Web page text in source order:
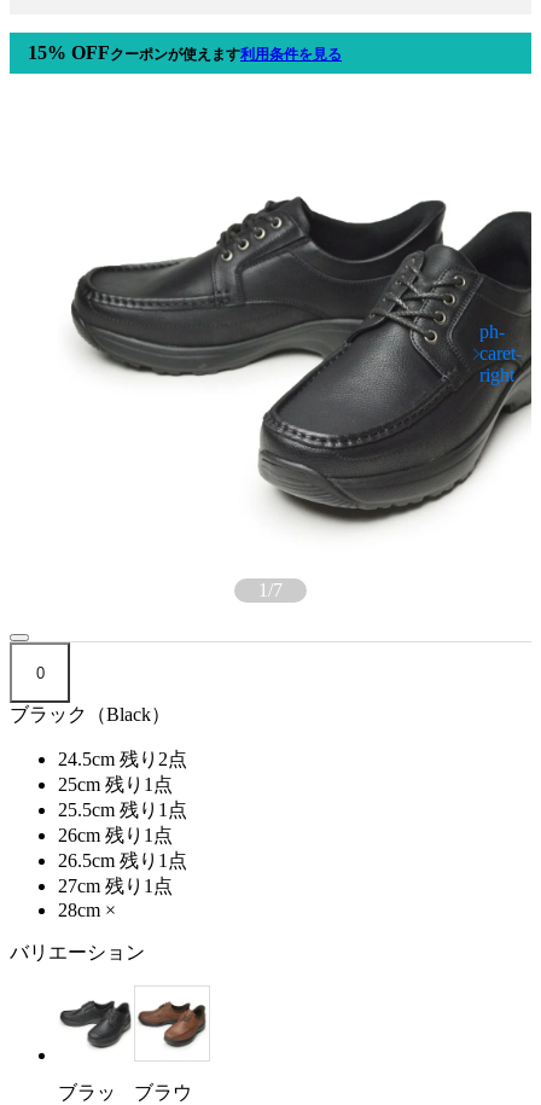
15% OFFクーポンが使えます利用条件を見る
1/7
0
ブラック（Black）
24.5cm 残り2点
25cm 残り1点
25.5cm 残り1点
26cm 残り1点
26.5cm 残り1点
27cm 残り1点
28cm ×
バリエーション
ブラッ
ブラウ